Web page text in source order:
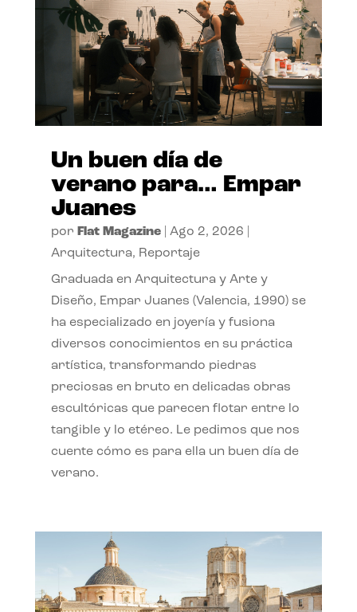
Un buen día de
verano para… Empar
Juanes
por Flat Magazine| Ago 2, 2026
Arquitectura, Reportaje
Graduada en Arquitectura y Arte y
Diseño, Empar Juanes (Valencia, 1990) se
ha especializado en joyería y fusiona
diversos conocimientos en su práctica
artística, transformando piedras
preciosas en bruto en delicadas obras
escultóricas que parecen flotar entre lo
tangible y lo etéreo. Le pedimos que nos
cuente cómo es para ella un buen día de
verano.